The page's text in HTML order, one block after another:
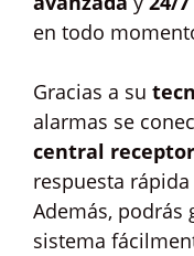
en todo
Gracias a su
alarmas se
central
respuesta
Además, podrás
sistema